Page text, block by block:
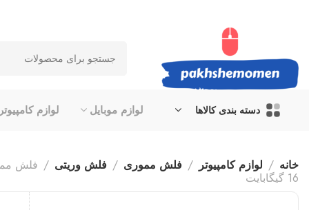
دسته بندی کالاها لوازم موبایل لوازم کامپیوتر
خانه لوازم کامپیوتر فلش مموری فلش وریتی
16 گیگابایت